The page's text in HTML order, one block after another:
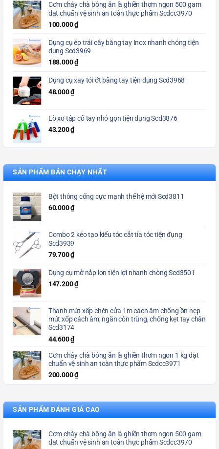
Cơm cháy chà bông ăn là ghiền thơm ngon 500 gam
đạt chuẩn vệ sinh an toàn thực phẩm Scdcc3970
100.000₫
Dụng cụ ép trái cây bằng tay Inox nhanh chóng tiện
dụng Scd3969
188.000₫
Dụng cụ xay tỏi ớt bằng tay tiện dụng Scd3968
48.000₫
Lò xo tập cổ tay nhỏ gọn tiện dụng Scd3876
43.200₫
SẢN PHẨM BÁN CHẠY NHẤT
Bột thông cống cực mạnh thế hệ mới Scd3811
60.000₫
Combo 2 kéo tạo kiểu tóc cắt tỉa tóc tiện đụng
Scd3939
79.700₫
Dụng cụ mở nắp lon tiện lợi nhanh chóng Scd3501
147.200₫
Thanh mút xốp chèn cửa 1m cách âm chống ồn nẹp
mút xốp cách âm, ngăn côn trùng, chống kẹt tay chân
Scd3174
44.600₫
Cơm cháy chà bông ăn là ghiền thơm ngon 1 kg đạt
chuẩn vệ sinh an toàn thực phẩm Scdcc3971
200.000₫
SẢN PHẨM ĐÁNH GIÁ CAO
Cơm cháy chà bông ăn là ghiền thơm ngon 500 gam
đạt chuẩn vệ sinh an toàn thực phẩm Scdcc3970